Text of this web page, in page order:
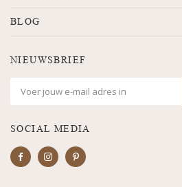
BLOG
NIEUWSBRIEF
SOCIAL MEDIA